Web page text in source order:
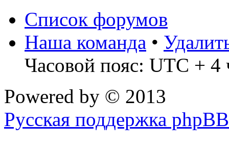
Список форумов
Наша команда •
Часовой пояс: UTC + 4
Powered by © 2013
Русская поддержка phpBB